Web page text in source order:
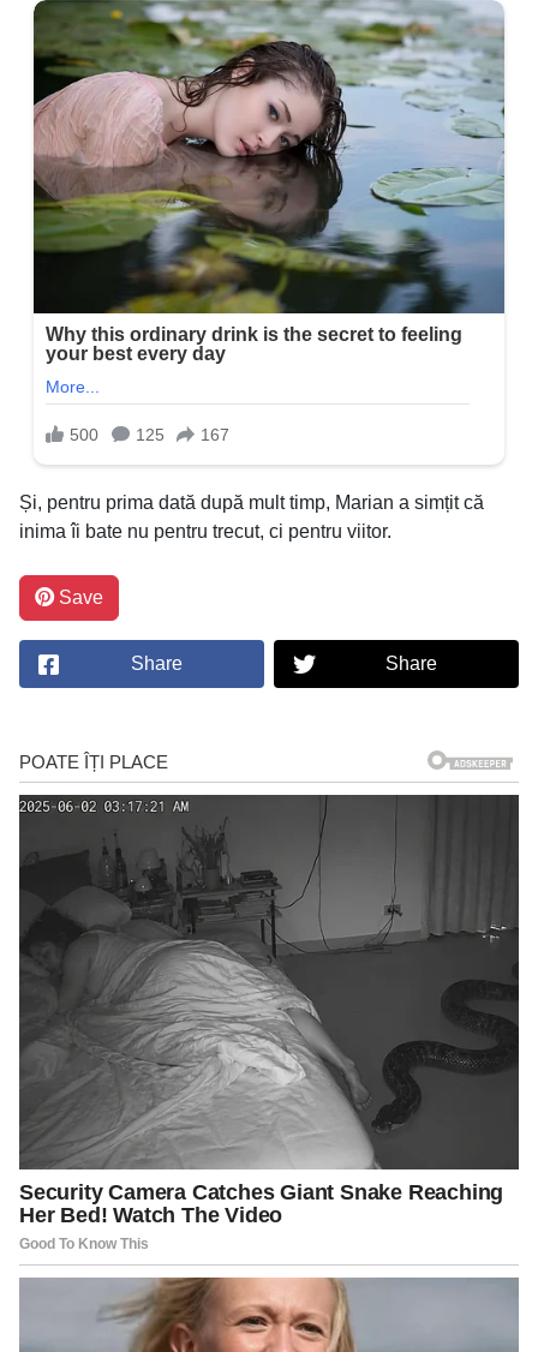
Și, pentru prima dată după mult timp, Marian a simțit că
inima îi bate nu pentru trecut, ci pentru viitor.
Save
Share Share